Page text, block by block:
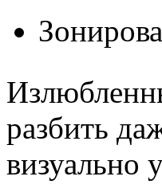
разбить
визуально